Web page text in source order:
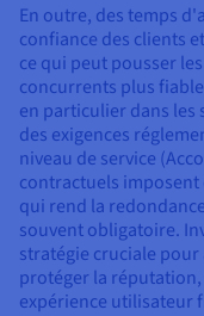
En outre, des temps
confiance des clients
ce qui peut pousser
concurrents plus
en particulier dans les
des exigences
niveau de service
contractuels imposent
qui rend la
souvent obligatoire.
stratégie cruciale
protéger la
expérience utilisateur